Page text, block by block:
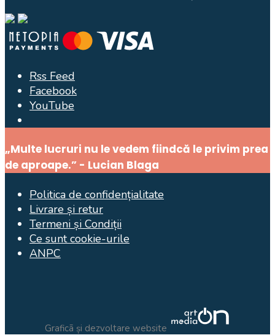
Rss Feed
Facebook
YouTube
Window
„Multe lucruri nu le vedem fiindcă le privim prea
de aproape.” - Lucian Blaga
Politica de confidențialitate
Livrare și retur
Termeni și Condiții
Ce sunt cookie-urile
ANPC
Graficã și dezvoltare website